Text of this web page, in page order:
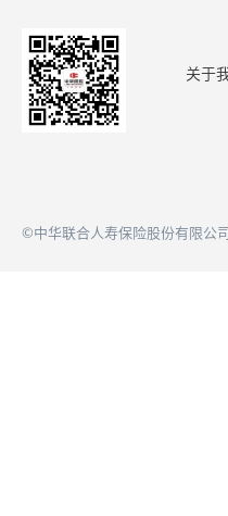
关于
©中华联合人寿保险股份有限公司